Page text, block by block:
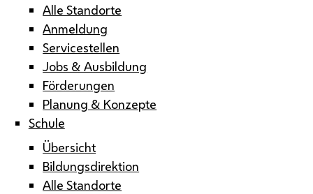
Alle Standorte
Anmeldung
Servicestellen
Jobs & Ausbildung
Förderungen
Planung & Konzepte
Schule
Übersicht
Bildungsdirektion
Alle Standorte